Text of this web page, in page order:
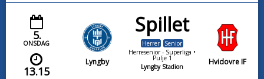
5.
ONSDAG
13.15
Lyngby
Spillet
Herrer
Senior
Herresenior - Superliga •
Pulje 1
Lyngby Stadion
Hvidovre IF